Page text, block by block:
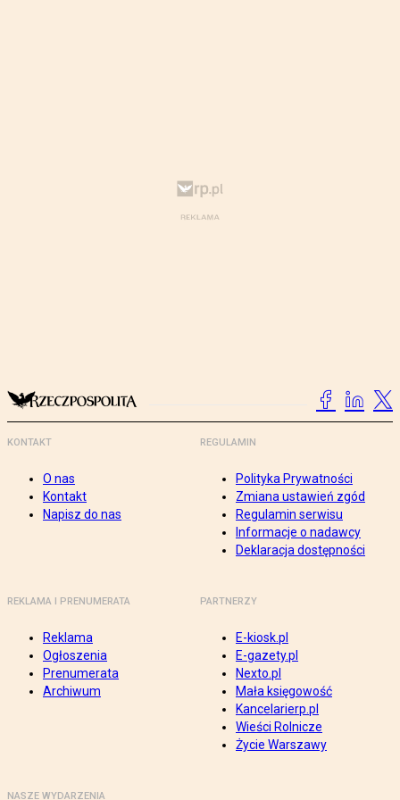
KONTAKT
O nas
Kontakt
Napisz do nas
REGULAMIN
Polityka Prywatności
Zmiana ustawień zgód
Regulamin serwisu
Informacje o nadawcy
Deklaracja dostępności
REKLAMA I PRENUMERATA
Reklama
Ogłoszenia
Prenumerata
Archiwum
PARTNERZY
E-kiosk.pl
E-gazety.pl
Nexto.pl
Mała księgowość
Kancelarierp.pl
Wieści Rolnicze
Życie Warszawy
NASZE WYDARZENIA